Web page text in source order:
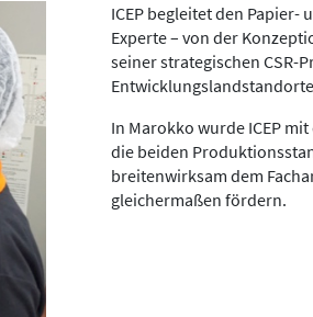
ICEP begleitet den Papier-
Experte – von der
seiner strategischen CSR-
In Marokko wurde ICEP
die beiden
breitenwirksam dem
gleichermaßen fördern.